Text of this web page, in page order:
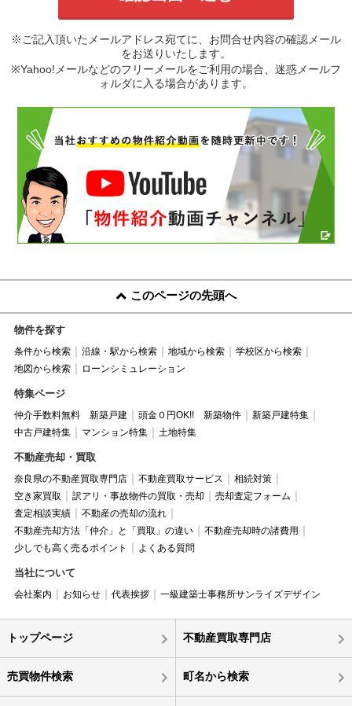
※ご記入頂いたメールアドレス宛てに、お問合せ内容の確認メール
をお送りいたします。
※Yahoo!メールなどのフリーメールをご利用の場合、迷惑メールフ
ォルダに入る場合があります。
このページの先頭へ
物件を探す
条件から検索 沿線・駅から検索 地域から検索
学校区から検索
地図から検索
ローンシミュレーション
特集ページ
仲介手数料無料 新築戸建 頭金０円OK!! 新築物件
新築戸建特集
中古戸建特集
マンション特集 土地特集
不動産売却・買取
奈良県の不動産買取専門店 不動産買取サービス
相続対策
空き家買取
訳アリ・事故物件の買取・売却
売却査定フォーム
査定相談実績
不動産の売却の流れ
不動産売却方法「仲介」と「買取」の違い
不動産売却時の諸費用
少しでも高く売るポイント
よくある質問
当社について
会社案内 お知らせ 代表挨拶 一級建築士事務所サンライズデザイン
トップページ 不動産買取専門店
売買物件検索 町名から検索